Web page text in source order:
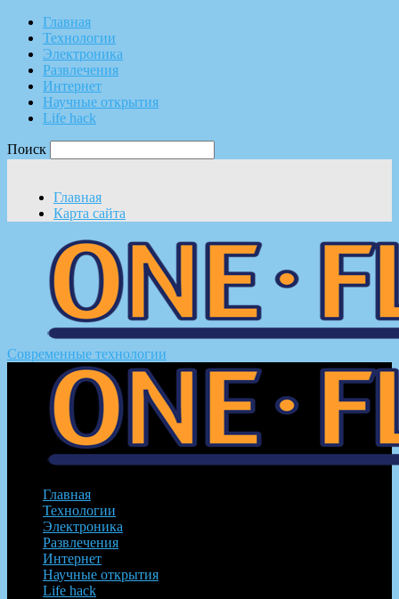
Главная
Технологии
Электроника
Развлечения
Интернет
Научные открытия
Life hack
Поиск
Главная
Карта сайта
Современные технологии
Главная
Технологии
Электроника
Развлечения
Интернет
Научные открытия
Life hack